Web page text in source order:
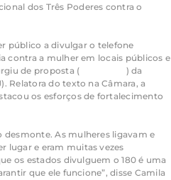
dos Três Poderes contra o
público a divulgar o telefone
contra a mulher em locais públicos e
de proposta (
) da
Relatora do texto na Câmara, a
os esforços de fortalecimento
As mulheres ligavam e
lugar e eram muitas vezes
os estados divulguem o 180 é uma
que ele funcione”, disse Camila